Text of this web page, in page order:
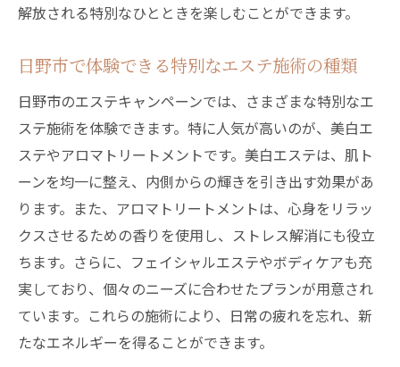
エステ施術中の香りの選び方
美白エステとは？その効果と施術内容
日野市で人気の美白エステプラン
内側から美しくなるためのスキンケアテク
ニック
美白エステの効果を最大限に引き出す習慣
肌のトーンを均一にする食生活の提案
美白エステ体験の流れと注意点
日野市のエステが提供する特別なリラクゼーシ
ョンタイム
エステ施術で得られるリラクゼーションの
解放される特別なひとときを楽しむことができます。
日野市で体験できる特別なエステ施術の種類
日野市のエステキャンペーンでは、さまざまな特別なエ
ステ施術を体験できます。特に人気が高いのが、美白エ
ステやアロマトリートメントです。美白エステは、肌ト
ーンを均一に整え、内側からの輝きを引き出す効果があ
ります。また、アロマトリートメントは、心身をリラッ
クスさせるための香りを使用し、ストレス解消にも役立
ちます。さらに、フェイシャルエステやボディケアも充
実しており、個々のニーズに合わせたプランが用意され
ています。これらの施術により、日常の疲れを忘れ、新
たなエネルギーを得ることができます。